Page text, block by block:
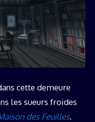
cette demeure
les sueurs froides
des Feuilles.